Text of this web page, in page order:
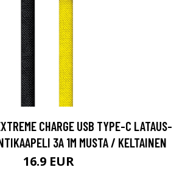
CHARGE USB TYPE-C LATAUS-
3A 1M MUSTA / KELTAINEN
16.9 EUR